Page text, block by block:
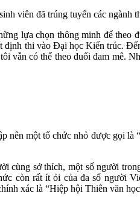
viên đã trúng tuyển các
lựa chọn thông minh để
định thi vào Đại học Kiến trúc.
vẫn có thể theo đuổi đam mê.
nên một tổ chức nhỏ được gọi
cùng sở thích, một số người
còn rất ít ỏi của đa số người
xác là “Hiệp hội Thiên văn